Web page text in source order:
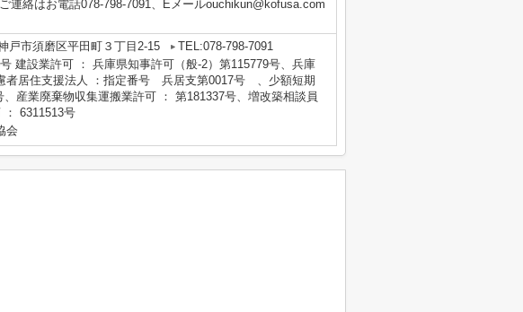
連絡はお電話078-798-7091、Eメールouchikun@kofusa.com
戸市須磨区平田町３丁目2-15
TEL:078-798-7091
建設業許可 ： 兵庫県知事許可（般-2）第115779号、兵庫
者居住支援法人 ：指定番号 兵居支第0017号 、少額短期
産業廃棄物収集運搬業許可 ： 第181337号、増改築相談員
： 6311513号
会